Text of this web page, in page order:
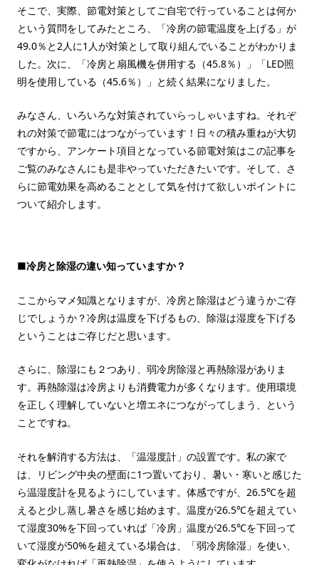
そこで、実際、節電対策としてご自宅で行っていることは何か
という質問をしてみたところ、「冷房の節電温度を上げる」が
49.0％と2人に1人が対策として取り組んでいることがわかりま
した。次に、「冷房と扇風機を併用する（45.8％）」「LED照
明を使用している（45.6％）」と続く結果になりました。
みなさん、いろいろな対策されていらっしゃいますね。それぞ
れの対策で節電にはつながっています！日々の積み重ねが大切
ですから、アンケート項目となっている節電対策はこの記事を
ご覧のみなさんにも是非やっていただきたいです。そして、さ
らに節電効果を高めることとして気を付けて欲しいポイントに
ついて紹介します。
■冷房と除湿の違い知っていますか？
ここからマメ知識となりますが、冷房と除湿はどう違うかご存
じでしょうか？冷房は温度を下げるもの、除湿は湿度を下げる
ということはご存じだと思います。
さらに、除湿にも２つあり、弱冷房除湿と再熱除湿がありま
す。再熱除湿は冷房よりも消費電力が多くなります。使用環境
を正しく理解していないと増エネにつながってしまう、という
ことですね。
それを解消する方法は、「温湿度計」の設置です。私の家で
は、リビング中央の壁面に1つ置いており、暑い・寒いと感じた
ら温湿度計を見るようにしています。体感ですが、26.5℃を超
えると少し蒸し暑さを感じ始めます。温度が26.5℃を超えてい
て湿度30%を下回っていれば「冷房」温度が26.5℃を下回って
いて湿度が50%を超えている場合は、「弱冷房除湿」を使い、